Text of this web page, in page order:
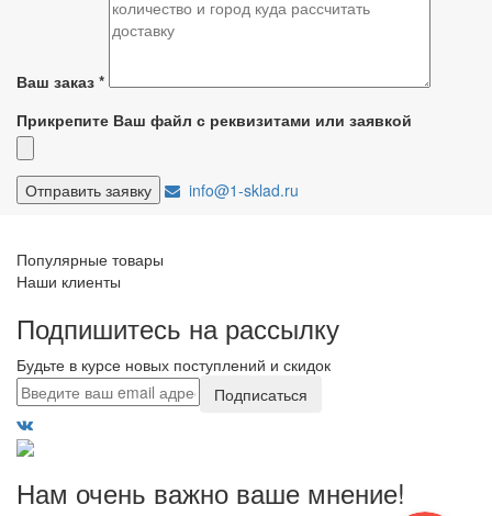
Ваш заказ *
Прикрепите Ваш файл с реквизитами или заявкой
info@1-sklad.ru
Популярные товары
Наши клиенты
Подпишитесь на рассылку
Будьте в курсе новых поступлений и скидок
Подписаться
Нам очень важно ваше мнение!